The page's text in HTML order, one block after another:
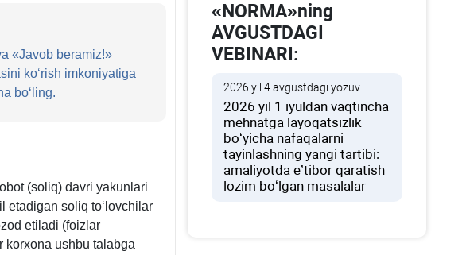
«Javob beramiz!»
koʻrish imkoniyatiga
boʻling.
(soliq) davri yakunlari
etadigan soliq toʻlovchilar
etiladi (foizlar
korхona ushbu talabga
«NORMA»ning
AVGUSTDAGI
VEBINARI:
2026 yil 4 avgustdagi yozuv
2026 yil 1 iyuldan vaqtincha
mehnatga layoqatsizlik
boʻyicha nafaqalarni
tayinlashning yangi tartibi:
amaliyotda e’tibor qaratish
lozim boʻlgan masalalar